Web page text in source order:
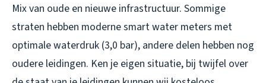
Mix van oude en nieuwe infrastructuur. Sommige
straten hebben moderne smart water meters met
optimale waterdruk (3,0 bar), andere delen hebben nog
oudere leidingen. Ken je eigen situatie, bij twijfel over